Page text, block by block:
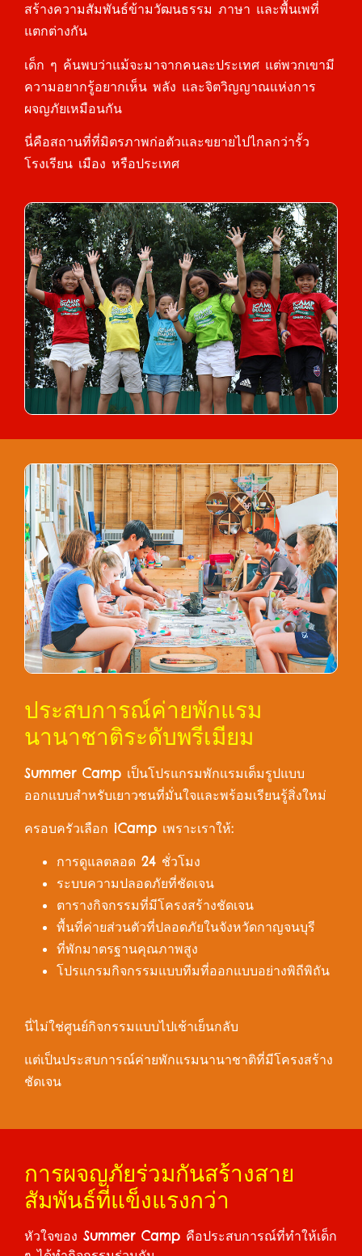
สร้างความสัมพันธ์ข้ามวัฒนธรรม ภาษา และพื้นเพที่
แตกต่างกัน
เด็ก ๆ ค้นพบว่าแม้จะมาจากคนละประเทศ แต่พวกเขามี
ความอยากรู้อยากเห็น พลัง และจิตวิญญาณแห่งการ
ผจญภัยเหมือนกัน
นี่คือสถานที่ที่มิตรภาพก่อตัวและขยายไปไกลกว่ารั้ว
โรงเรียน เมือง หรือประเทศ
ประสบการณ์ค่ายพักแรม
นานาชาติระดับพรีเมียม
Summer Camp เป็นโปรแกรมพักแรมเต็มรูปแบบ
ออกแบบสำหรับเยาวชนที่มั่นใจและพร้อมเรียนรู้สิ่งใหม่
ครอบครัวเลือก iCamp เพราะเราให้:
การดูแลตลอด 24 ชั่วโมง
ระบบความปลอดภัยที่ชัดเจน
ตารางกิจกรรมที่มีโครงสร้างชัดเจน
พื้นที่ค่ายส่วนตัวที่ปลอดภัยในจังหวัดกาญจนบุรี
ที่พักมาตรฐานคุณภาพสูง
โปรแกรมกิจกรรมแบบทีมที่ออกแบบอย่างพิถีพิถัน
นี่ไม่ใช่ศูนย์กิจกรรมแบบไปเช้าเย็นกลับ
แต่เป็นประสบการณ์ค่ายพักแรมนานาชาติที่มีโครงสร้าง
ชัดเจน
การผจญภัยร่วมกันสร้างสาย
สัมพันธ์ที่แข็งแรงกว่า
หัวใจของ Summer Camp คือประสบการณ์ที่ทำให้เด็ก